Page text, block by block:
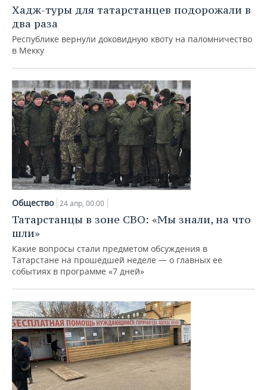
Хадж-туры для татарстанцев подорожали в
два раза
Республике вернули доковидную квоту на паломничество
в Мекку
Общество 24 апр, 00:00
Татарстанцы в зоне СВО: «Мы знали, на что
шли»
Какие вопросы стали предметом обсуждения в
Татарстане на прошедшей неделе — о главных ее
событиях в программе «7 дней»